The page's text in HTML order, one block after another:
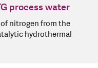
process water
nitrogen from the
hydrothermal